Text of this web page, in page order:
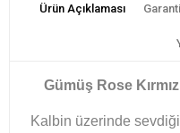
Ürün Açıklaması
Gümüş Rose
Kalbin üzerinde